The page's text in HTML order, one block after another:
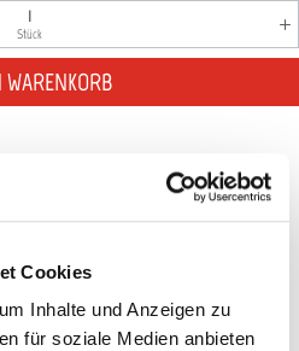
Cookies
Inhalte und Anzeigen zu
für soziale Medien anbieten
Wert ein oder
Stück